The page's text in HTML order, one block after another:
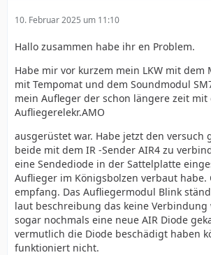
10. Februar 2025 um 11:10
Hallo zusammen habe ihr en Problem.
Habe mir vor kurzem mein LKW mit dem
mit Tempomat und dem Soundmodul
mein Aufleger der schon längere zeit mit
Aufliegerelekr.AMO
ausgerüstet war. Habe jetzt den versuch
beide mit dem IR -Sender AIR4 zu
eine Sendediode in der Sattelplatte
Auflieger im Königsbolzen verbaut habe.
empfang. Das Aufliegermodul Blink
laut beschreibung das keine Verbindung
sogar nochmals eine neue AIR Diode
vermutlich die Diode beschädigt haben
funktioniert nicht.